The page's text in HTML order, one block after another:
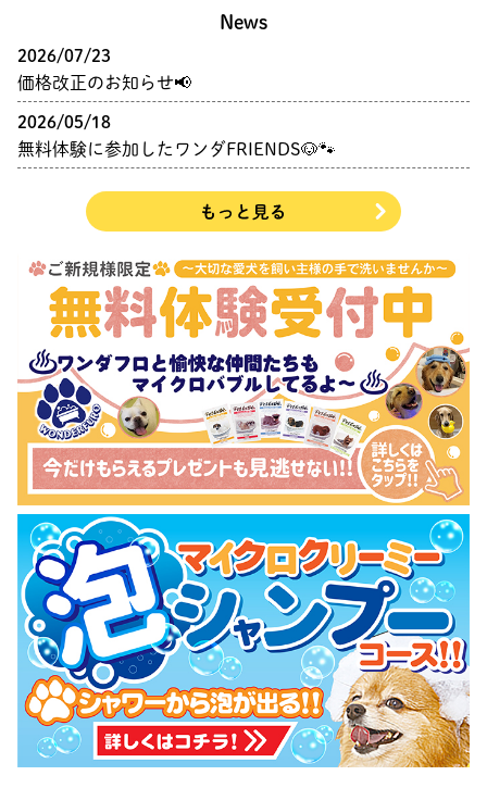
News
2026/07/23
価格改正のお知らせ📢
2026/05/18
無料体験に参加したワンダFRIENDS🐶🐾